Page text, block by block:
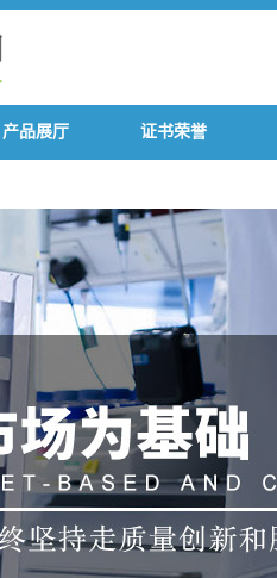
产品展厅 证书荣誉